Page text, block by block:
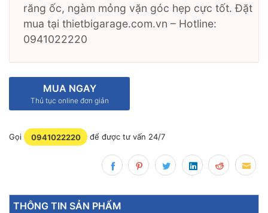
răng ốc, ngàm mỏng vặn góc hẹp cực tốt. Đặt
mua tại thietbigarage.com.vn – Hotline:
0941022220
MUA NGAY
Thủ tục online đơn giản
Gọi 0941022220 để được tư vấn 24/7
THÔNG TIN SẢN PHẨM